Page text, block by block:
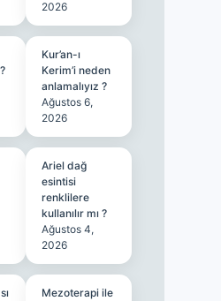
2026
Kur’an-ı
Kerim’i neden
anlamalıyız ?
Ağustos 6,
2026
Ariel dağ
esintisi
renklilere
kullanılır mı ?
Ağustos 4,
2026
Mezoterapi ile